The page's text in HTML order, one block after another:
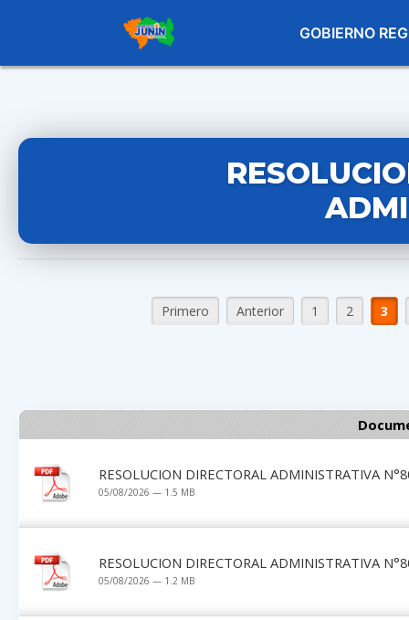
GOBIERNO
Primero Anterior 1 2 3
RESOLUCION DIRECTORAL ADMINISTRATIVA
05/08/2026 — 1.5 MB
RESOLUCION DIRECTORAL ADMINISTRATIVA
05/08/2026 — 1.2 MB